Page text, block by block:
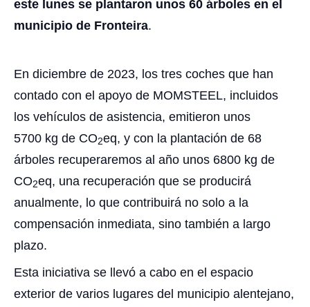
este lunes se plantaron unos 60 árboles en el
municipio de Fronteira.
En diciembre de 2023, los tres coches que han
contado con el apoyo de MOMSTEEL, incluidos
los vehículos de asistencia, emitieron unos
5700 kg de CO2eq, y con la plantación de 68
árboles recuperaremos al año unos 6800 kg de
CO2eq, una recuperación que se producirá
anualmente, lo que contribuirá no solo a la
compensación inmediata, sino también a largo
plazo.
Esta iniciativa se llevó a cabo en el espacio
exterior de varios lugares del municipio alentejano,